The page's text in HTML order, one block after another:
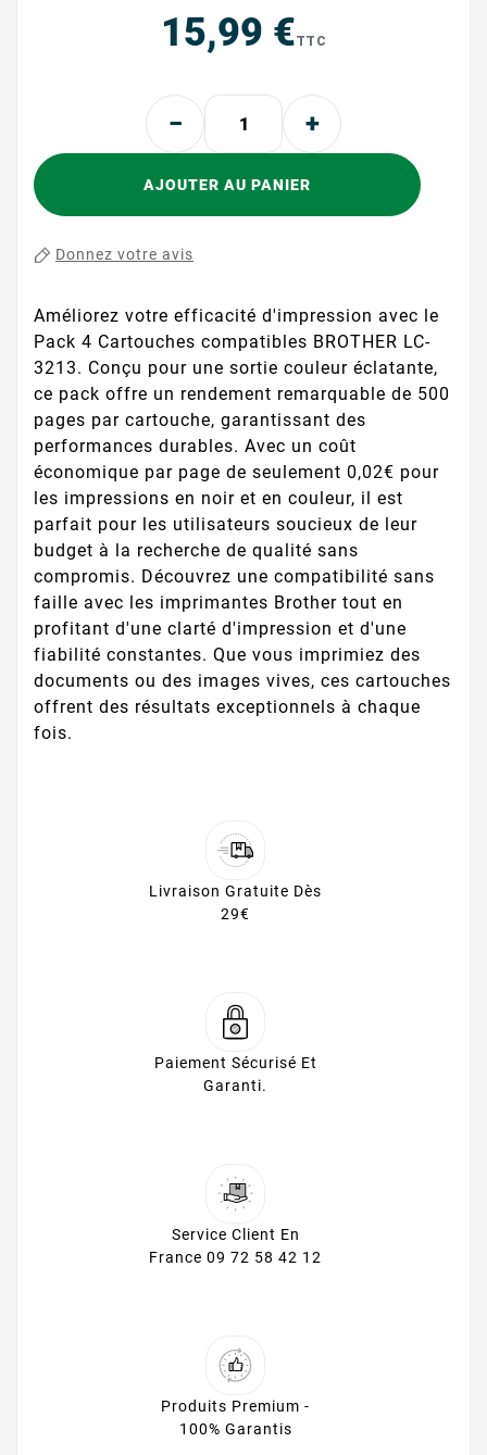
15,99 €TTC
AJOUTER AU PANIER
Donnez votre avis
Améliorez votre efficacité d'impression avec le
Pack 4 Cartouches compatibles BROTHER LC-
3213. Conçu pour une sortie couleur éclatante,
ce pack offre un rendement remarquable de 500
pages par cartouche, garantissant des
performances durables. Avec un coût
économique par page de seulement 0,02€ pour
les impressions en noir et en couleur, il est
parfait pour les utilisateurs soucieux de leur
budget à la recherche de qualité sans
compromis. Découvrez une compatibilité sans
faille avec les imprimantes Brother tout en
profitant d'une clarté d'impression et d'une
fiabilité constantes. Que vous imprimiez des
documents ou des images vives, ces cartouches
offrent des résultats exceptionnels à chaque
fois.
Livraison Gratuite Dès
29€
Paiement Sécurisé Et
Garanti.
Service Client En
France 09 72 58 42 12
Produits Premium -
100% Garantis